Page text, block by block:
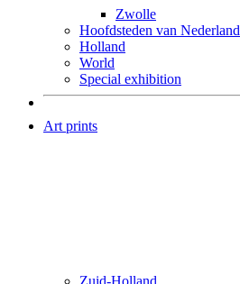
Zwolle
Hoofdsteden van Nederland
Holland
World
Special exhibition
Art prints
Zuid-Holland